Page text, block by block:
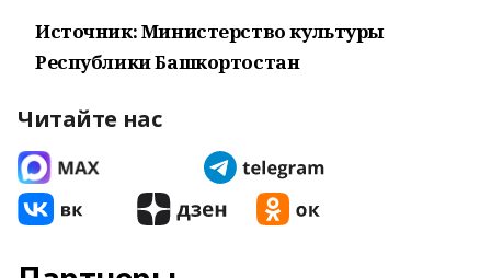
Источник: Министерство культуры
Республики Башкортостан
Читайте нас